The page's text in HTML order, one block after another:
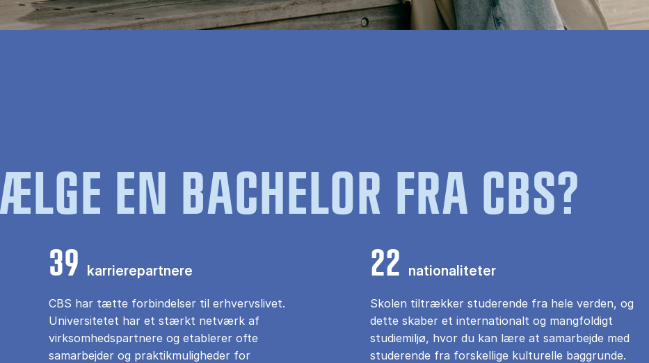
EN BACHELOR FRA CBS?
39 karrierepartnere
CBS har tætte forbindelser til erhvervslivet.
Universitetet har et stærkt netværk af
virksomhedspartnere og etablerer ofte
samarbejder og praktikmuligheder for
22 nationaliteter
Skolen tiltrækker studerende fra hele verden, og
dette skaber et internationalt og mangfoldigt
studiemiljø, hvor du kan lære at samarbejde med
studerende fra forskellige kulturelle baggrunde.